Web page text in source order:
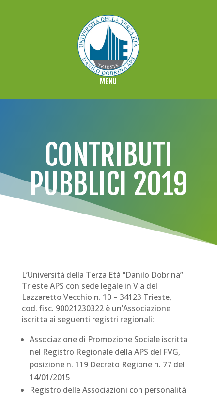
CONTRIBUTI
PUBBLICI 2019
L’Università della Terza Età “Danilo Dobrina”
Trieste APS con sede legale in Via del
Lazzaretto Vecchio n. 10 – 34123 Trieste,
cod. fisc. 90021230322 è un’Associazione
iscritta ai seguenti registri regionali:
Associazione di Promozione Sociale iscritta
nel Registro Regionale della APS del FVG,
posizione n. 119 Decreto Regione n. 77 del
14/01/2015
Registro delle Associazioni con personalità